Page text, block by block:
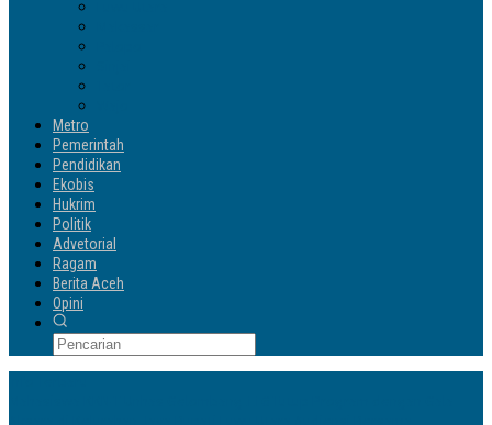
Metro
Pemerintah
Pendidikan
Ekobis
Hukrim
Politik
Advetorial
Ragam
Berita Aceh
Opini